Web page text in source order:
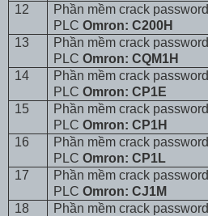
12
Phần mềm crack password
PLCOmron: C200H
13
Phần mềm crack password
PLCOmron: CQM1H
14
Phần mềm crack password
PLCOmron: CP1E
15
Phần mềm crack password
PLCOmron: CP1H
16
Phần mềm crack password
PLCOmron: CP1L
17
Phần mềm crack password
PLCOmron: CJ1M
18
Phần mềm crack password